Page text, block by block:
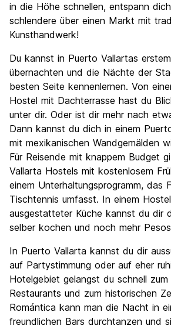
in die Höhe schnellen, entspann
schlendere über einen Markt mit
Kunsthandwerk!
Du kannst in Puerto Vallartas
übernachten und die Nächte der
besten Seite kennenlernen. Von
Hostel mit Dachterrasse hast du
unter dir. Oder ist dir mehr nach
Dann kannst du dich in einem
mit mexikanischen Wandgemälden
Für Reisende mit knappem Budget
Vallarta Hostels mit kostenlosem
einem Unterhaltungsprogramm, das
Tischtennis umfasst. In einem
ausgestatteter Küche kannst du dir
selber kochen und noch mehr
In Puerto Vallarta kannst du dir
auf Partystimmung oder auf eher
Hotelgebiet gelangst du schnell
Restaurants und zum historischen
Romántica kann man die Nacht in
freundlichen Bars durchtanzen und